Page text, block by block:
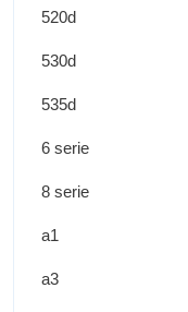
520d
530d
535d
6 serie
8 serie
a1
a3